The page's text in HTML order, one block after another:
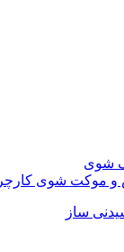
شوی
موکت شوی کارچر
ساز